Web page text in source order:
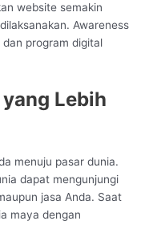
website semakin
Awareness
program digital
Lebih
menuju pasar dunia.
dapat mengunjungi
jasa Anda. Saat
maya dengan